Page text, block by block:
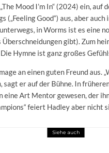
Mood I’m In“ (2024) ein,
(„Feeling Good“) aus, aber
in Worms ist es eine
gibt). Zum
Hymne ist ganz großes
an einen guten Freund aus.
sagt er auf der Bühne. In
Art Mentor gewesen, der
feiert Hadley aber nicht
Siehe auch